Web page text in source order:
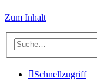
Zum Inhalt
Schnellzugriff